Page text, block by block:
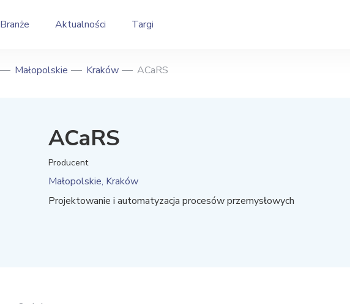
Branże Aktualności Targi
Małopolskie Kraków ACaRS
ACaRS
Producent
Małopolskie, Kraków
Projektowanie i automatyzacja procesów przemysłowych